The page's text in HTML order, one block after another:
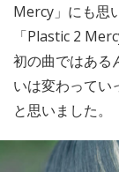
Mercy」にも思
「Plastic 2
初の曲ではある
いは変わってい
と思いました。